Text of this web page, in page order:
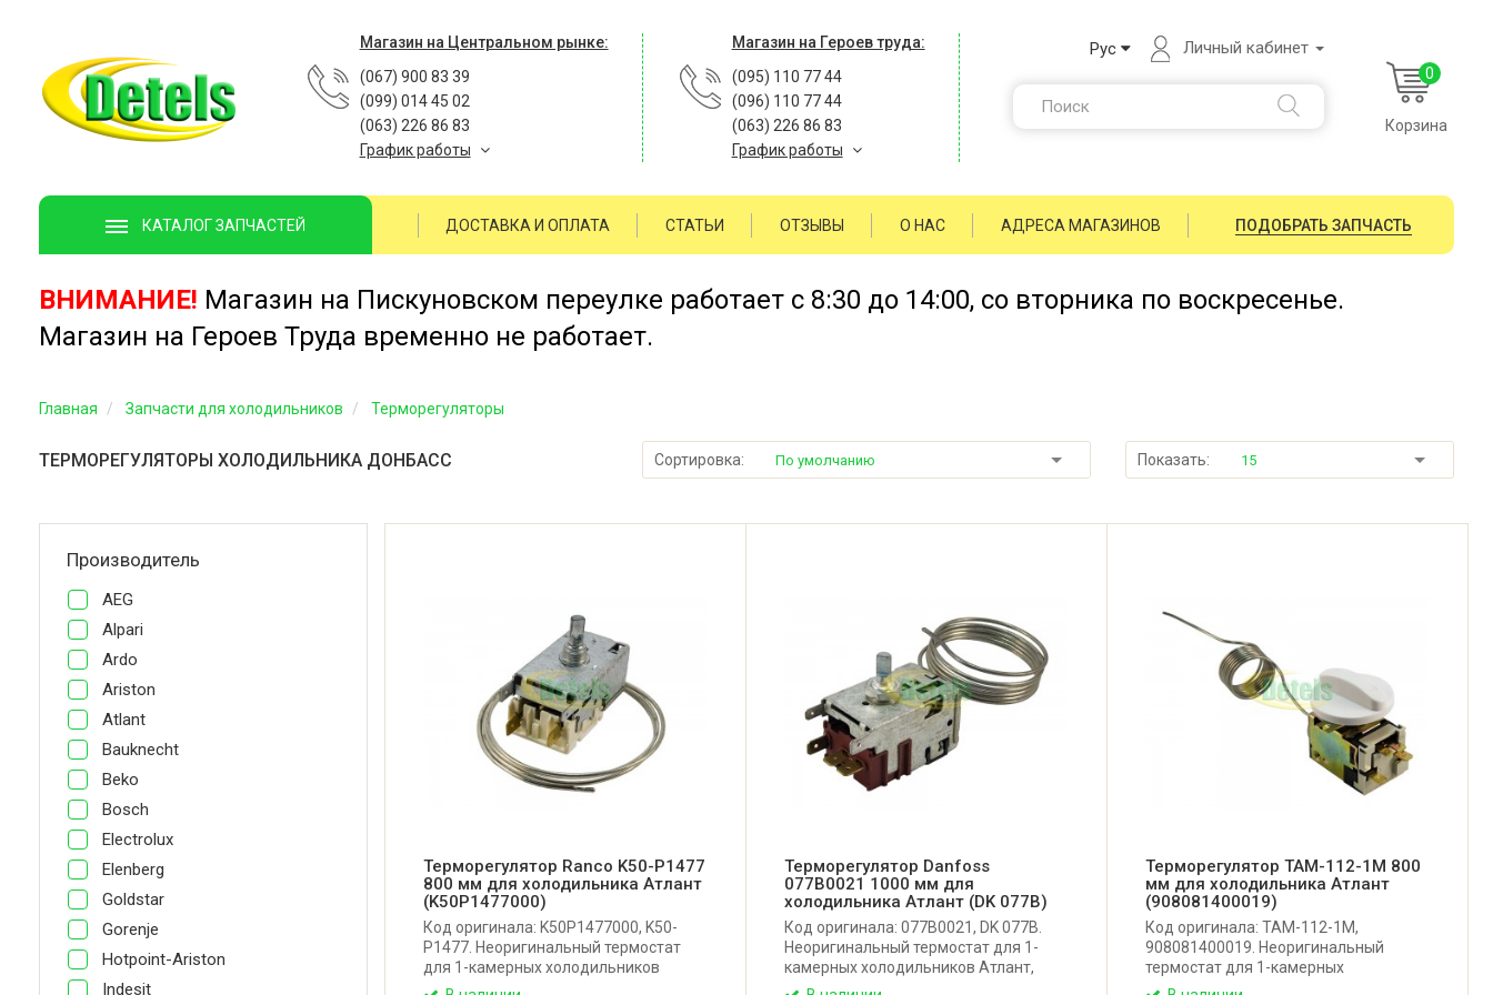
Магазин на Центральном рынке:
(067) 900 83 39
(099) 014 45 02
(063) 226 86 83
График работы
Магазин на Героев труда:
(095) 110 77 44
(096) 110 77 44
(063) 226 86 83
График работы
Рус Личный кабинет
0
Корзина
КАТАЛОГ ЗАПЧАСТЕЙ ДОСТАВКА И ОПЛАТА СТАТЬИ ОТЗЫВЫ О НАС АДРЕСА МАГАЗИНОВ ПОДОБРАТЬ ЗАПЧАСТЬ
ВНИМАНИЕ! Магазин на Пискуновском переулке работает с 8:30 до 14:00, со вторника по воскресенье.
Магазин на Героев Труда временно не работает.
Главная Запчасти для холодильников Терморегуляторы
ТЕРМОРЕГУЛЯТОРЫ ХОЛОДИЛЬНИКА ДОНБАСС Сортировка: По умолчанию Показать: 15
Производитель
AEG
Alpari
Ardo
Ariston
Atlant
Bauknecht
Beko
Bosch
Electrolux
Elenberg
Goldstar
Gorenje
Hotpoint-Ariston
Indesit
Терморегулятор Ranco K50-P1477
800 мм для холодильника Атлант
(K50P1477000)
Код оригинала: K50P1477000, K50-
P1477. Неоригинальный термостат
для 1-камерных холодильников
Атлант, Минск, Snaige и других с
Терморегулятор Danfoss
077B0021 1000 мм для
холодильника Атлант (DK 077B)
Код оригинала: 077B0021, DK 077B.
Неоригинальный термостат для 1-
камерных холодильников Атлант,
Минск, Snaige и других с
Терморегулятор ТАМ-112-1М 800
мм для холодильника Атлант
(908081400019)
Код оригинала: ТАМ-112-1М,
908081400019. Неоригинальный
термостат для 1-камерных
холодильников Атлант, Минск, Snaige